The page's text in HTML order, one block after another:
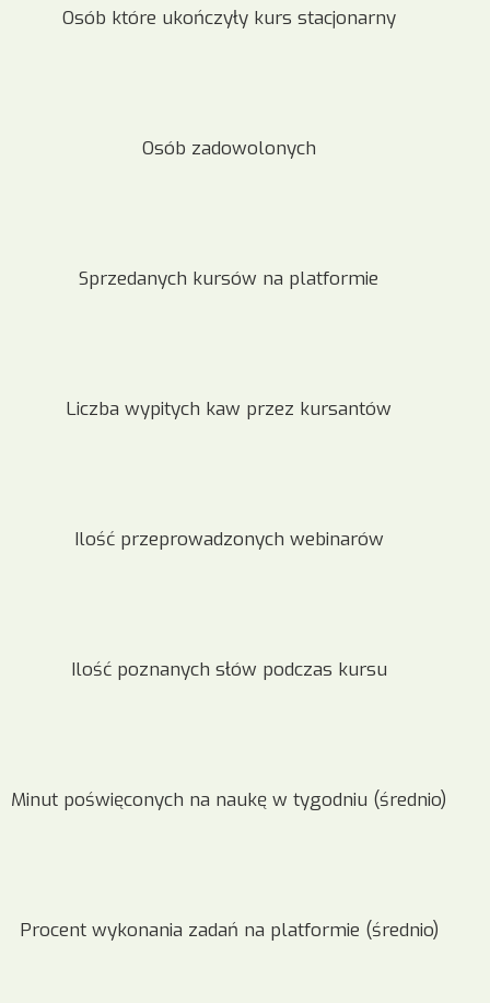
Osób które ukończyły kurs stacjonarny
Osób zadowolonych
Sprzedanych kursów na platformie
Liczba wypitych kaw przez kursantów
Ilość przeprowadzonych webinarów
Ilość poznanych słów podczas kursu
Minut poświęconych na naukę w tygodniu (średnio)
Procent wykonania zadań na platformie (średnio)